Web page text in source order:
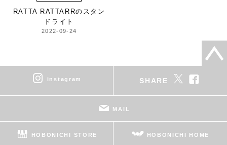
RATTA RATTARRの スタン
ドライト
2022-09-24
instagram SHARE
MAIL
HOBONICHI STORE HOBONICHI HOME